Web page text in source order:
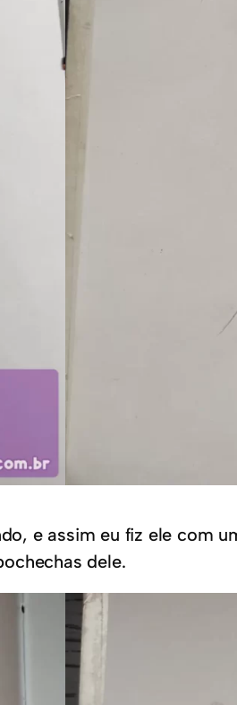
e assim eu fiz ele com
dele.